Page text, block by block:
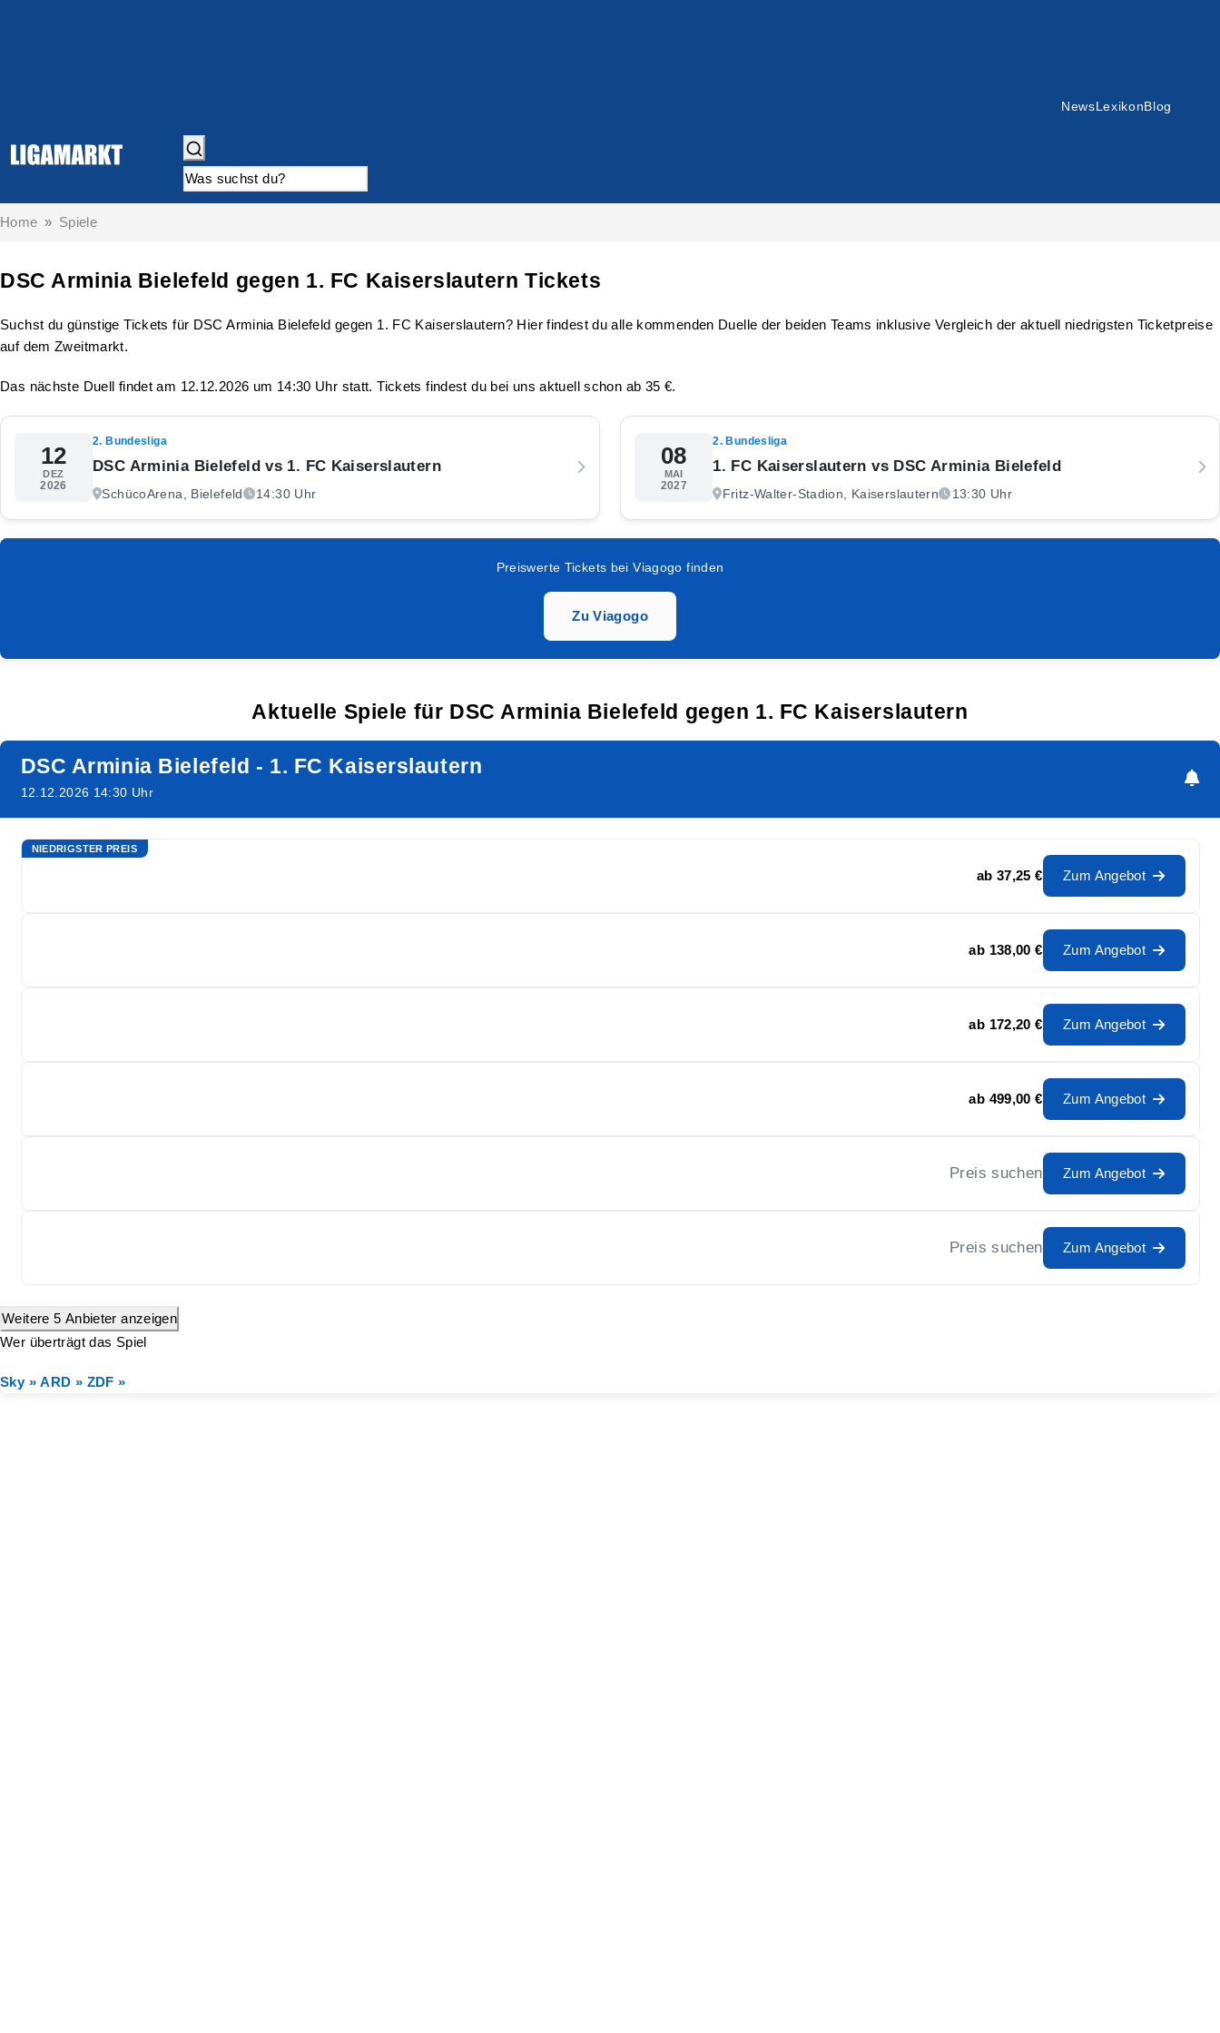
News Lexikon Blog
DSC Arminia Bielefeld gegen 1. FC Kaiserslautern Tickets
Home Spiele
Suchst du günstige Tickets für DSC Arminia Bielefeld gegen 1. FC Kaiserslautern? Hier findest du alle kommenden Duelle der beiden Teams inklusive Vergleich der aktuell niedrigsten Ticketpreise
auf dem Zweitmarkt.
Das nächste Duell findet am 12.12.2026 um 14:30 Uhr statt. Tickets findest du bei uns aktuell schon ab 35 €.
12
DEZ
2026
2. Bundesliga
DSC Arminia Bielefeld vs 1. FC Kaiserslautern
SchücoArena, Bielefeld 14:30 Uhr
08
MAI
2027
2. Bundesliga
1. FC Kaiserslautern vs DSC Arminia Bielefeld
Fritz-Walter-Stadion, Kaiserslautern 13:30 Uhr
Preiswerte Tickets bei Viagogo finden
Zu Viagogo
Aktuelle Spiele für DSC Arminia Bielefeld gegen 1. FC Kaiserslautern
DSC Arminia Bielefeld - 1. FC Kaiserslautern
12.12.2026 14:30 Uhr
NIEDRIGSTER PREIS
ab 37,25 € Zum Angebot
ab 138,00 € Zum Angebot
ab 172,20 € Zum Angebot
ab 499,00 € Zum Angebot
Preis suchen Zum Angebot
Preis suchen Zum Angebot
Weitere 5 Anbieter anzeigen
Wer überträgt das Spiel
Sky » ARD » ZDF »